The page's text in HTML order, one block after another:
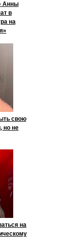
Анны
в
на
свою
но не
на